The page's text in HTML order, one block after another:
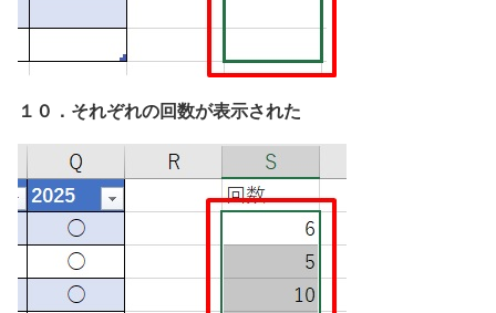
１０．それぞれの回数が表示された